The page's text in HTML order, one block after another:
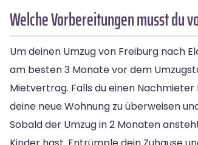
Welche Vorbereitungen musst du
Um deinen Umzug von Freiburg nach
am besten 3 Monate vor dem
Mietvertrag. Falls du einen
deine neue Wohnung zu überweisen
Sobald der Umzug in 2 Monaten